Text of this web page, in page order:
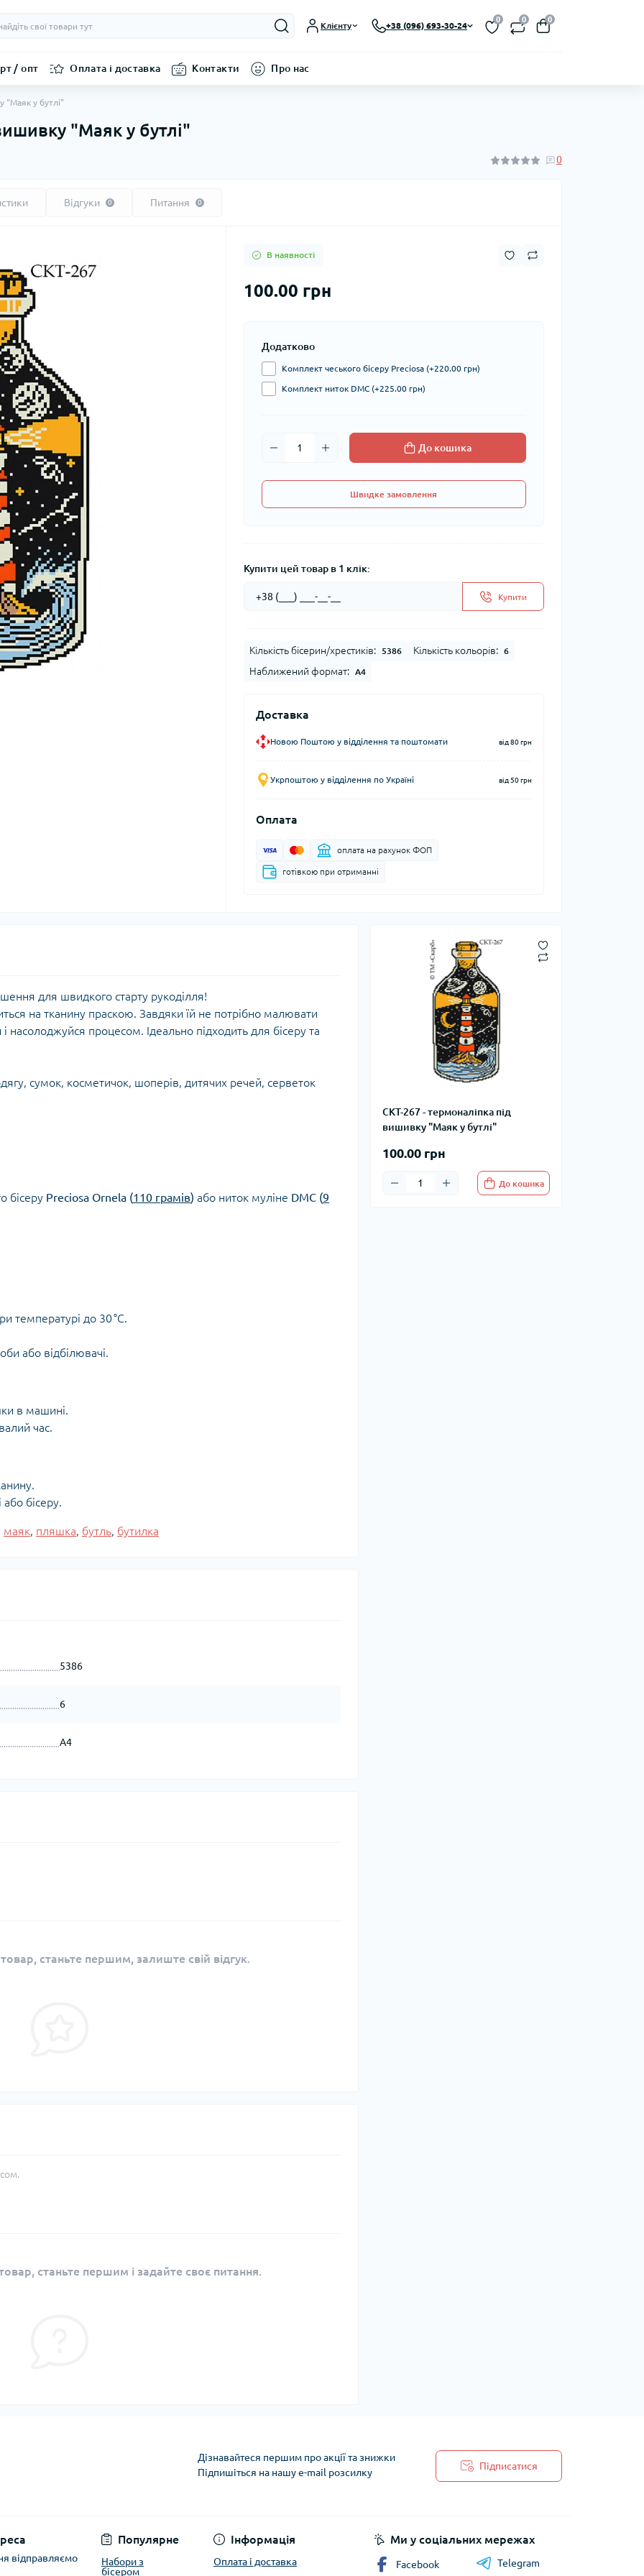
Клієнту +38 (096) 693-30-24
0 0 0
/ опт Оплата і доставка Контакти Про нас
"Маяк у бутлі"
"Маяк у бутлі"
0
Відгуки 0 Питання 0
В наявності
100.00 грн
Додатково
Комплект чеського бісеру Preciosa (+220.00 грн)
Комплект ниток DMC (+225.00 грн)
До кошика
Швидке замовлення
Купити цей товар в 1 клік:
Купити
Кількість бісерин/хрестиків: 5386 Кількість кольорів: 6
Наближений формат: А4
Доставка
Новою Поштою у відділення та поштомати від 80 грн
Укрпоштою у відділення по Україні від 50 грн
Оплата
оплата на рахунок ФОП
готівкою при отриманні
СКТ-267 - термоналіпка під
вишивку "Маяк у бутлі"
100.00 грн
До кошика
для швидкого старту рукоділля!
на тканину праскою. Завдяки їй не потрібно малювати
процесом. Ідеально підходить для бісеру та
сумок, косметичок, шоперів, дитячих речей, серветок
бісеру Preciosa Ornela (110 грамів) або ниток муліне DMC (9
температурі до 30 °C.
або відбілювачі.
в машині.
час.
бісеру.
маяк, пляшка, бутль, бутилка
5386
6
А4
станьте першим, залиште свій відгук.
станьте першим і задайте своє питання.
Дізнавайтеся першим про акції та знижки
Підпишіться на нашу e-mail розсилку
Підписатися
відправляємо
Популярне
Набори з
бісером
Інформація
Оплата і доставка
Ми у соціальних мережах
Facebook Telegram